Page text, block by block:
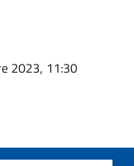
2023, 11:30